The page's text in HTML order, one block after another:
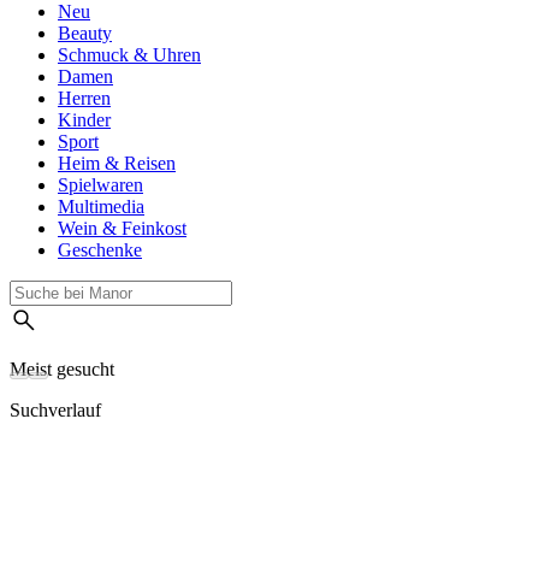
Neu
Beauty
Schmuck & Uhren
Damen
Herren
Kinder
Sport
Heim & Reisen
Spielwaren
Multimedia
Wein & Feinkost
Geschenke
Meist gesucht
Suchverlauf